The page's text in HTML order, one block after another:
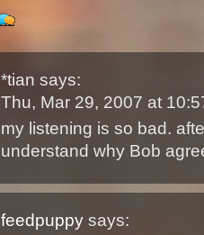
*tian says:
Thu, Mar 29, 2007 at
my listening is so bad.
understand why Bob
feedpuppy says: